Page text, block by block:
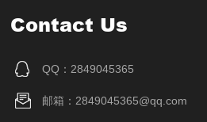
Contact Us
QQ：2849045365
邮箱：2849045365@qq.com